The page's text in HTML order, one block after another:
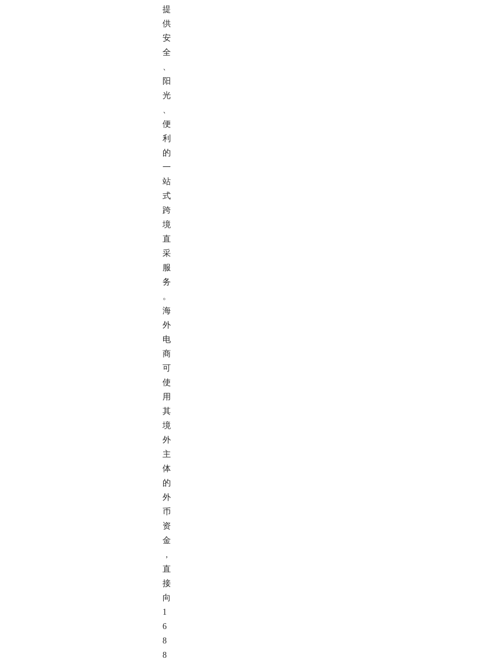
提
供
安
全
阳
光
便
利
的
一
站
式
跨
境
直
采
服
务
。
海
外
电
商
可
使
用
其
境
外
主
体
的
外
币
资
金
，
直
接
向
1
6
8
8